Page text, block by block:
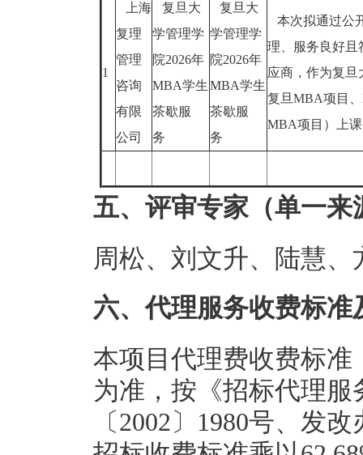
1
上海
复理
管理
咨询
有限
公司
复旦大
学管理学
院2026年
MBA学生
茶歇服
务
复旦大
学管理学
院2026年
MBA学生
茶歇服
务
本次拟通过公
理、服务良好且
应商，作为复旦
复旦MBA项目
MBA项目）上
五、评审专家（单一
周松、刘文升、陆慧、
六、代理服务收费标准
本项目代理费收费标
为准，按《招标代理
〔2002〕1980号、发